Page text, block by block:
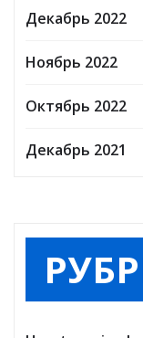
Декабрь 2022
Ноябрь 2022
Октябрь 2022
Декабрь 2021